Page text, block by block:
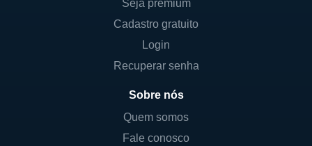
A Cross Country Healthcare atua
predominantemente nos Estados Unidos,
mas com um modelo que pode ser adaptado
para outros países conforme necessário. A
profissionais de saúde em regiões onde há
escassez, particularmente em áreas mais
remotas ou em hospitais que enfrentam altos
Seja premium
Cadastro gratuito
Login
Recuperar senha
Sobre nós
Quem somos
Fale conosco